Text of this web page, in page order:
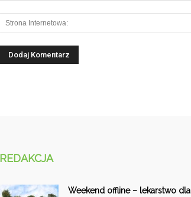
REDAKCJA
Weekend offline – lekarstwo dla